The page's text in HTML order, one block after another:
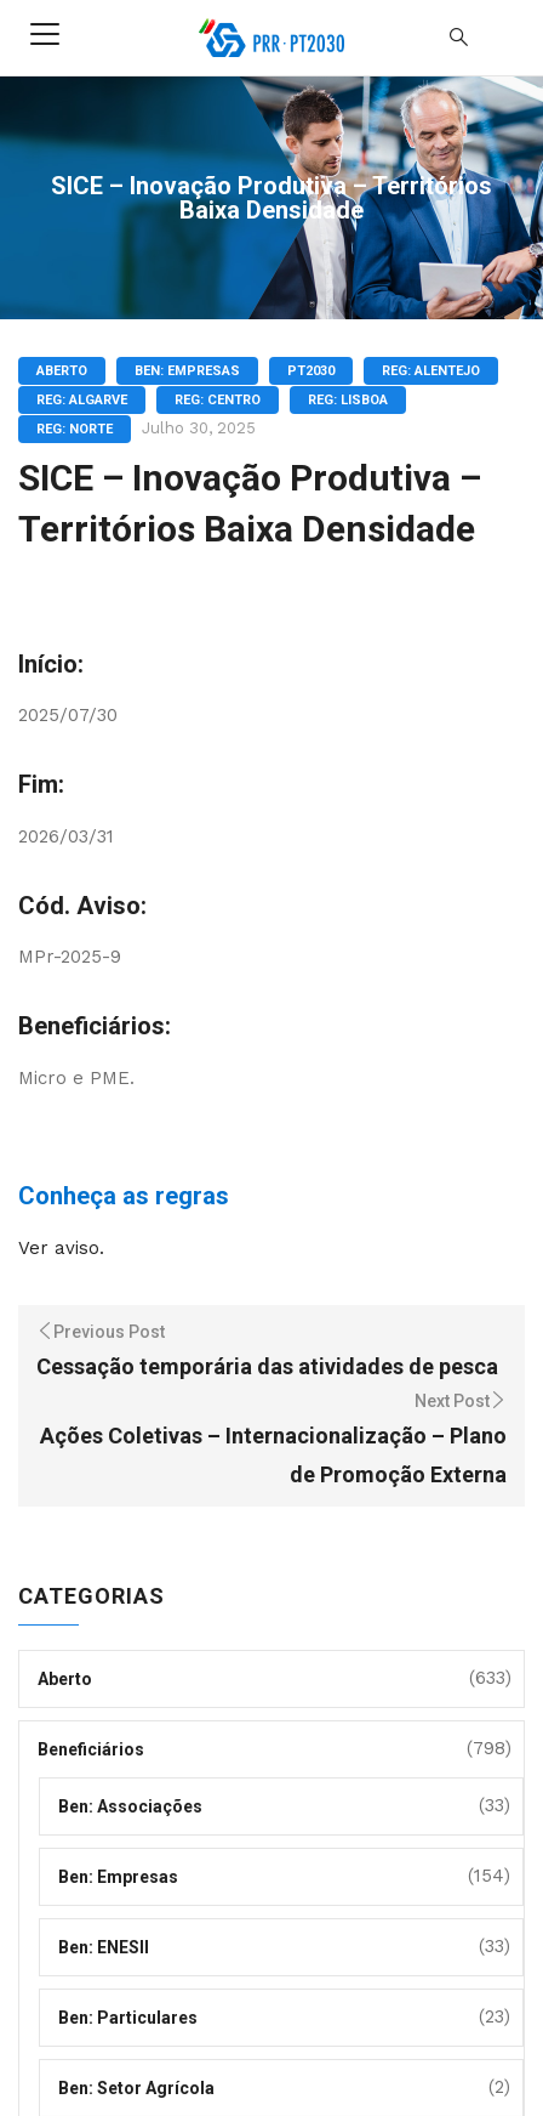
SICE – Inovação Produtiva – Territórios
Baixa Densidade
ABERTO BEN: EMPRESAS PT2030
REG: ALENTEJO
REG: ALGARVE
REG: CENTRO
REG: LISBOA
REG: NORTE
Julho 30, 2025
SICE – Inovação Produtiva –
Territórios Baixa Densidade
Início:
2025/07/30
Fim:
2026/03/31
Cód. Aviso:
MPr-2025-9
Beneficiários:
Micro e PME.
Conheça as regras
Ver aviso.
Previous Post
Cessação temporária das atividades de pesca
Next Post
Ações Coletivas – Internacionalização – Plano
de Promoção Externa
CATEGORIAS
Aberto (633)
Beneficiários (798)
Ben: Associações (33)
Ben: Empresas (154)
Ben: ENESII (33)
Ben: Particulares (23)
Ben: Setor Agrícola (2)